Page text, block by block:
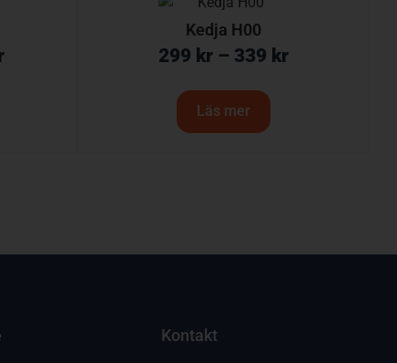
Kedja H00
299 kr – 339 kr
Läs mer
Kontakt